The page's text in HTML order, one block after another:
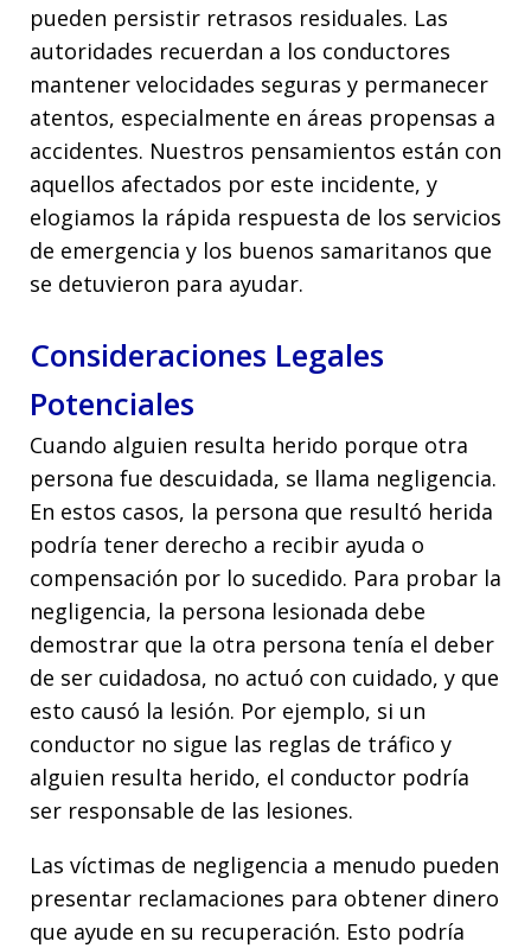
pueden persistir retrasos residuales. Las
autoridades recuerdan a los conductores
mantener velocidades seguras y permanecer
atentos, especialmente en áreas propensas a
accidentes. Nuestros pensamientos están con
aquellos afectados por este incidente, y
elogiamos la rápida respuesta de los servicios
de emergencia y los buenos samaritanos que
se detuvieron para ayudar.
Consideraciones Legales
Potenciales
Cuando alguien resulta herido porque otra
persona fue descuidada, se llama negligencia.
En estos casos, la persona que resultó herida
podría tener derecho a recibir ayuda o
compensación por lo sucedido. Para probar la
negligencia, la persona lesionada debe
demostrar que la otra persona tenía el deber
de ser cuidadosa, no actuó con cuidado, y que
esto causó la lesión. Por ejemplo, si un
conductor no sigue las reglas de tráfico y
alguien resulta herido, el conductor podría
ser responsable de las lesiones.
Las víctimas de negligencia a menudo pueden
presentar reclamaciones para obtener dinero
que ayude en su recuperación. Esto podría